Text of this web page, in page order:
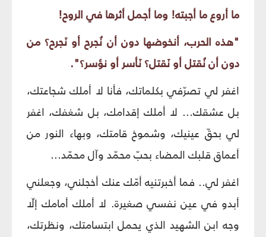
ما أروع ما أجبته! وما أجمل أثرها في الروح!
"هذه الحرب، أنخوضها دون أن نُجرح أو نَجرح؟ من
دون أن نُقتل أو نَقتل؟ نَأسر أو نؤسر؟".
اغفر لي تصرّفي بكلماتك، فأنا لا أملك شجاعتك،
بل عشقك... لا أملك إقدامك، بل شغفك، اغفر
لي بحقّ عينيك، وشموخ قامتك، وبهاء النور من
أعماق قلبك المضاء بحبّ محمّد وآل محمّد...
اغفر لي.. فما أخبرتنيه أمّك عنك أخجلني، وجعلني
أبدو في عين نفسي صغيرة. لا أملك أمامك إلّا
وجه ابن الشهيد الذي يحمل ابتسامتك، ونظرتك،